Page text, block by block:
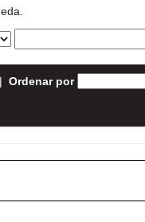
| Ordenar por